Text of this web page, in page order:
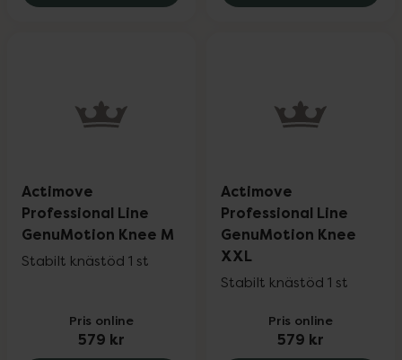
Actimove
Professional Line
GenuMotion Knee M
Stabilt knästöd 1 st
Pris online
579 kr
Actimove
Professional Line
GenuMotion Knee
XXL
Stabilt knästöd 1 st
Pris online
579 kr